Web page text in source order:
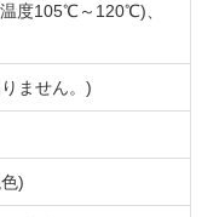
度105℃～120℃)、
ません。)
)